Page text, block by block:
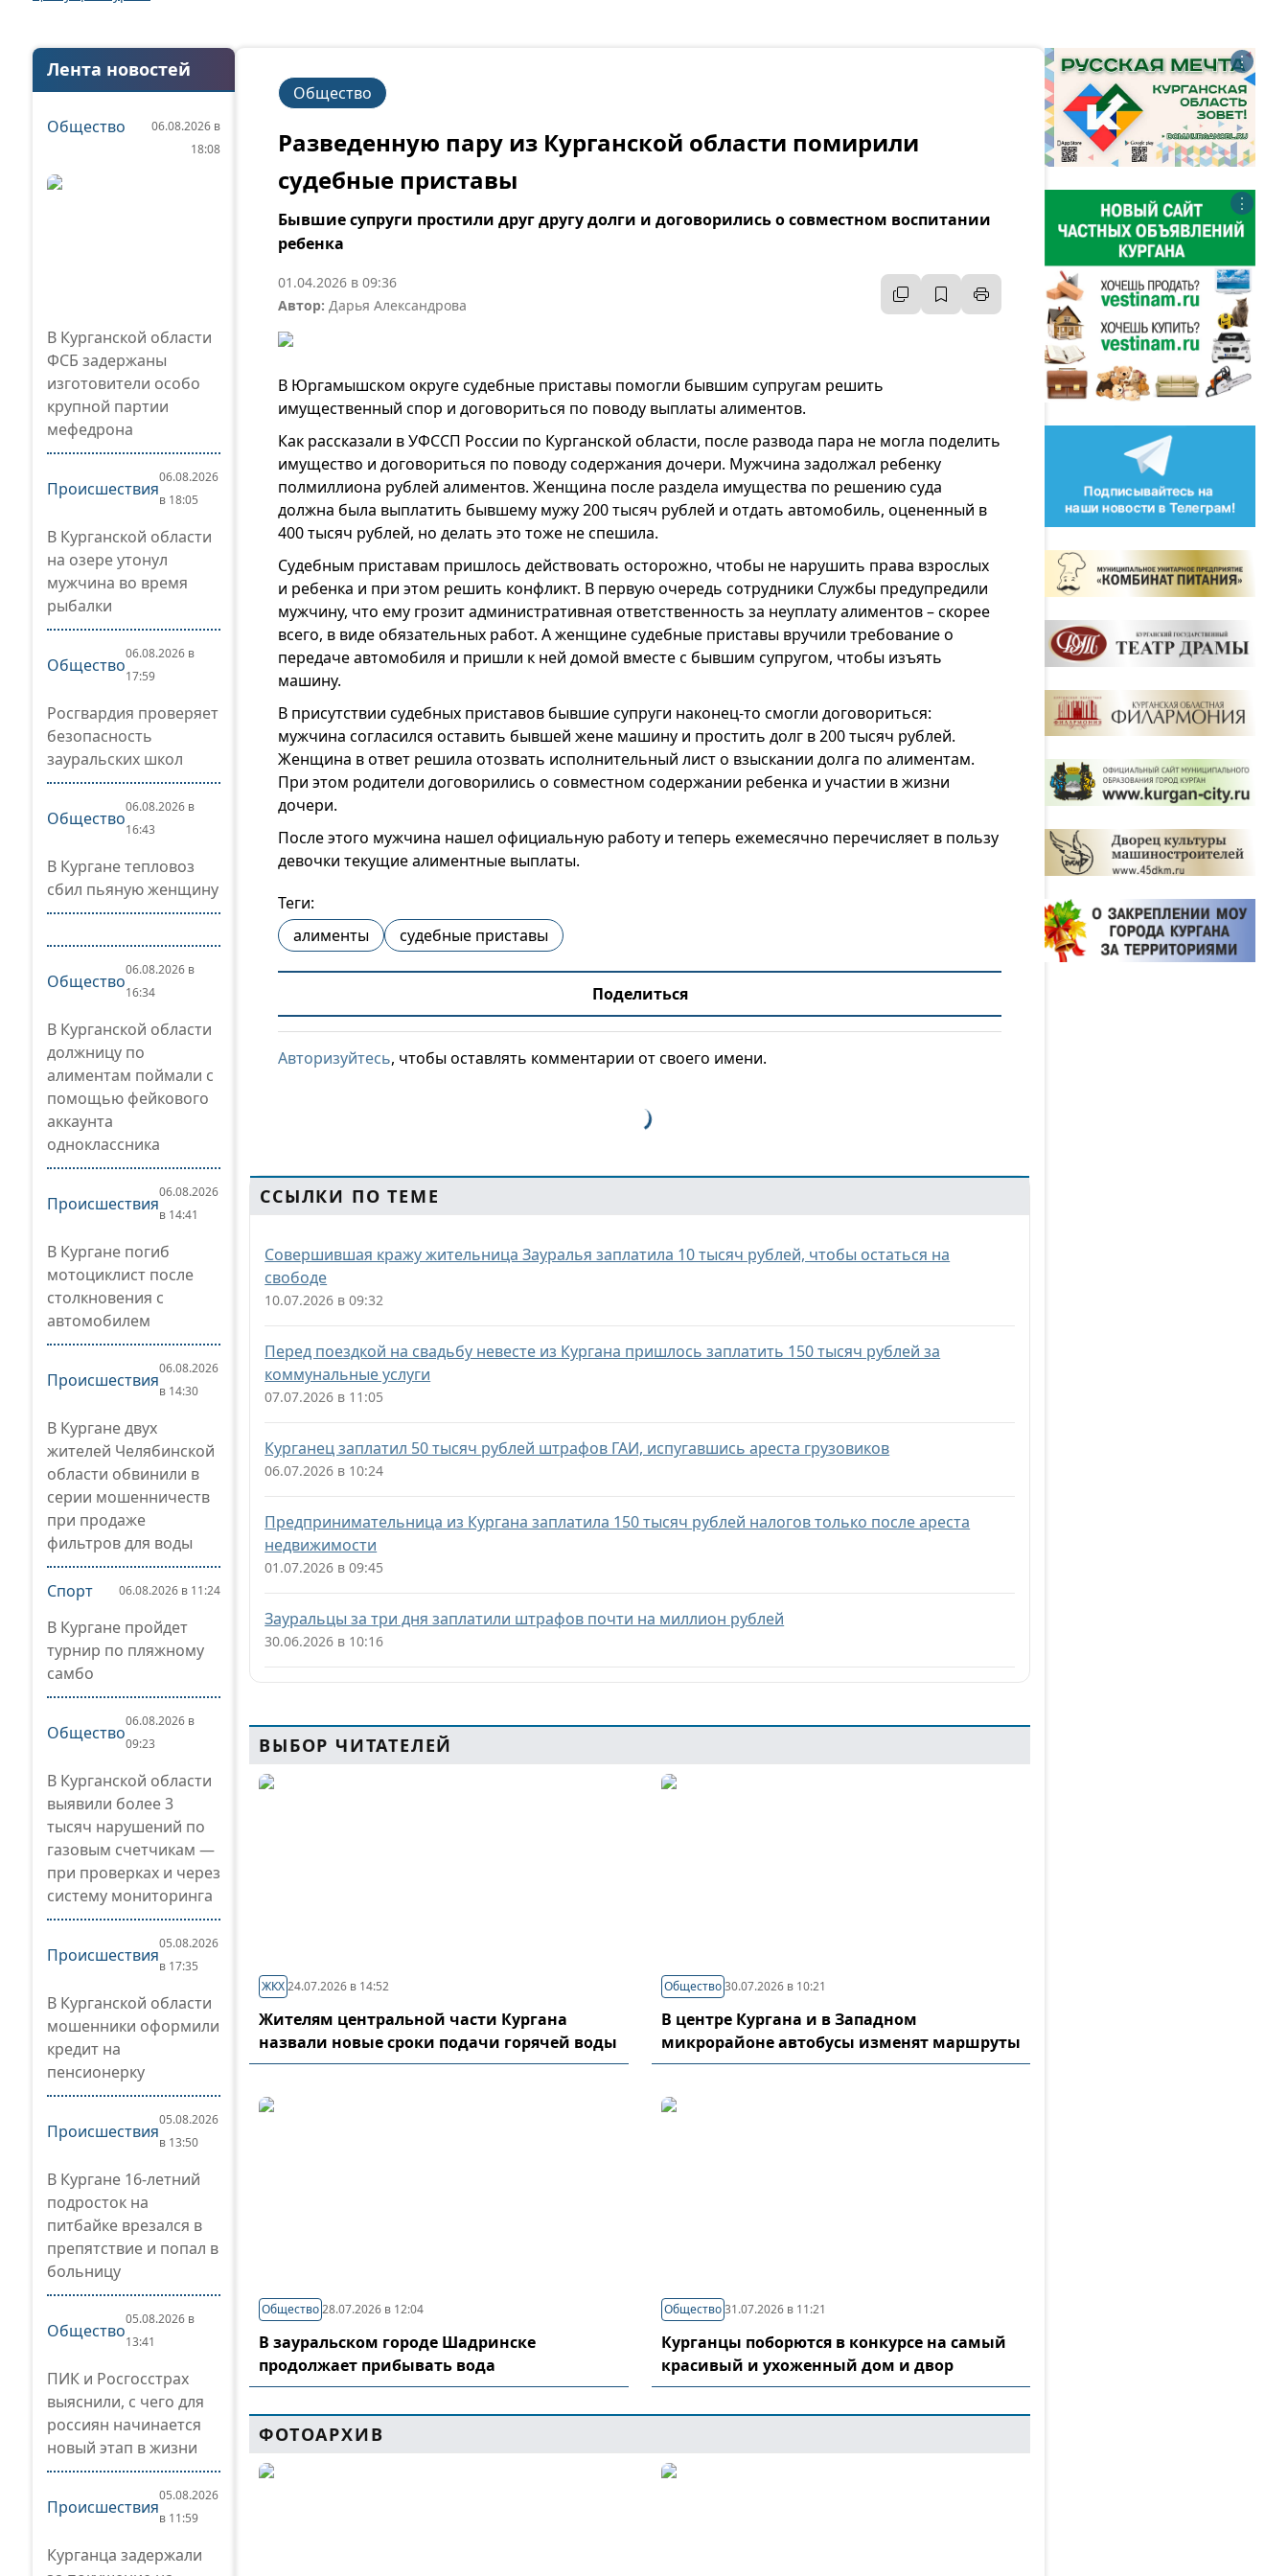
Лента новостей
Общество
06.08.2026 в
18:08
В Курганской области
ФСБ задержаны
изготовители особо
крупной партии
мефедрона
Происшествия
06.08.2026
в 18:05
В Курганской области
на озере утонул
мужчина во время
рыбалки
Общество
06.08.2026 в
17:59
Росгвардия проверяет
безопасность
зауральских школ
Общество
06.08.2026 в
16:43
В Кургане тепловоз
сбил пьяную женщину
Общество
06.08.2026 в
16:34
В Курганской области
должницу по
алиментам поймали с
помощью фейкового
аккаунта
одноклассника
Происшествия
06.08.2026
в 14:41
В Кургане погиб
мотоциклист после
столкновения с
автомобилем
Происшествия
06.08.2026
в 14:30
В Кургане двух
жителей Челябинской
области обвинили в
серии мошенничеств
при продаже
фильтров для воды
Спорт 06.08.2026 в 11:24
В Кургане пройдет
турнир по пляжному
самбо
Общество
06.08.2026 в
09:23
В Курганской области
выявили более 3
тысяч нарушений по
газовым счетчикам —
при проверках и через
систему мониторинга
Происшествия
05.08.2026
в 17:35
В Курганской области
мошенники оформили
кредит на
пенсионерку
Происшествия
05.08.2026
в 13:50
В Кургане 16-летний
подросток на
питбайке врезался в
препятствие и попал в
больницу
Общество
05.08.2026 в
13:41
ПИК и Росгосстрах
выяснили, с чего для
россиян начинается
новый этап в жизни
Происшествия
05.08.2026
в 11:59
Курганца задержали
Общество
Разведенную пару из Курганской области помирили
судебные приставы
Бывшие супруги простили друг другу долги и договорились о совместном воспитании
ребенка
01.04.2026 в 09:36
Автор: Дарья Александрова
В Юргамышском округе судебные приставы помогли бывшим супругам решить
имущественный спор и договориться по поводу выплаты алиментов.
Как рассказали в УФССП России по Курганской области, после развода пара не могла поделить
имущество и договориться по поводу содержания дочери. Мужчина задолжал ребенку
полмиллиона рублей алиментов. Женщина после раздела имущества по решению суда
должна была выплатить бывшему мужу 200 тысяч рублей и отдать автомобиль, оцененный в
400 тысяч рублей, но делать это тоже не спешила.
Судебным приставам пришлось действовать осторожно, чтобы не нарушить права взрослых
и ребенка и при этом решить конфликт. В первую очередь сотрудники Службы предупредили
мужчину, что ему грозит административная ответственность за неуплату алиментов – скорее
всего, в виде обязательных работ. А женщине судебные приставы вручили требование о
передаче автомобиля и пришли к ней домой вместе с бывшим супругом, чтобы изъять
машину.
В присутствии судебных приставов бывшие супруги наконец-то смогли договориться:
мужчина согласился оставить бывшей жене машину и простить долг в 200 тысяч рублей.
Женщина в ответ решила отозвать исполнительный лист о взыскании долга по алиментам.
При этом родители договорились о совместном содержании ребенка и участии в жизни
дочери.
После этого мужчина нашел официальную работу и теперь ежемесячно перечисляет в пользу
девочки текущие алиментные выплаты.
Теги:
алименты
судебные приставы
Поделиться
Авторизуйтесь, чтобы оставлять комментарии от своего имени.
ССЫЛКИ ПО ТЕМЕ
Совершившая кражу жительница Зауралья заплатила 10 тысяч рублей, чтобы остаться на
свободе
10.07.2026 в 09:32
Перед поездкой на свадьбу невесте из Кургана пришлось заплатить 150 тысяч рублей за
коммунальные услуги
07.07.2026 в 11:05
Курганец заплатил 50 тысяч рублей штрафов ГАИ, испугавшись ареста грузовиков
06.07.2026 в 10:24
Предпринимательница из Кургана заплатила 150 тысяч рублей налогов только после ареста
недвижимости
01.07.2026 в 09:45
Зауральцы за три дня заплатили штрафов почти на миллион рублей
30.06.2026 в 10:16
ВЫБОР ЧИТАТЕЛЕЙ
ЖКХ24.07.2026 в 14:52
Жителям центральной части Кургана
назвали новые сроки подачи горячей воды
Общество 30.07.2026 в 10:21
В центре Кургана и в Западном
микрорайоне автобусы изменят маршруты
Общество28.07.2026 в 12:04
В зауральском городе Шадринске
продолжает прибывать вода
Общество 31.07.2026 в 11:21
Курганцы поборются в конкурсе на самый
красивый и ухоженный дом и двор
ФОТОАРХИВ
⋮
⋮